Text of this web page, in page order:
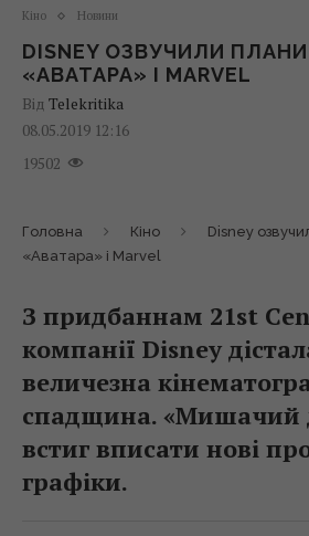
Кіно Новини
DISNEY ОЗВУЧИЛИ
«АВАТАРА» І MARVEL
Від Telekritika
08.05.2019 12:16
19502
Головна Кіно
Disney
«Аватара» і Marvel
З придбаннам 21st
компанії Disney
величезна
спадщина. «Мишачий
встиг вписати нові
графіки.